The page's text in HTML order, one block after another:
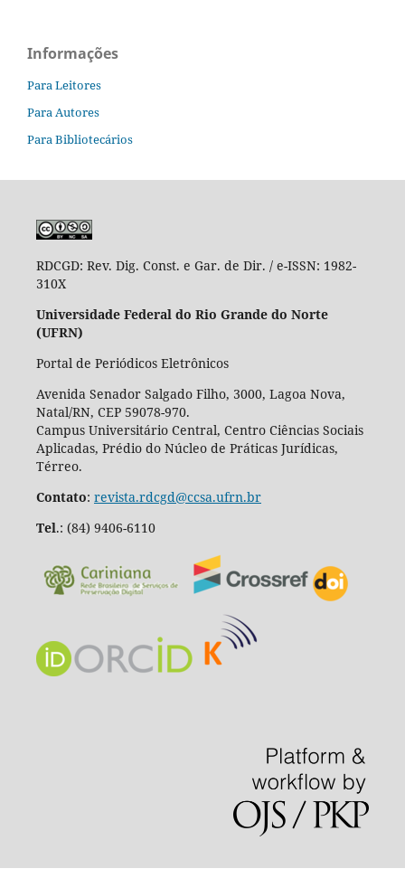
Informações
Para Leitores
Para Autores
Para Bibliotecários
RDCGD: Rev. Dig. Const. e Gar. de Dir. / e-ISSN: 1982-
310X
Universidade Federal do Rio Grande do Norte
(UFRN)
Portal de Periódicos Eletrônicos
Avenida Senador Salgado Filho, 3000, Lagoa Nova,
Natal/RN, CEP 59078-970.
Campus Universitário Central, Centro Ciências Sociais
Aplicadas, Prédio do Núcleo de Práticas Jurídicas,
Térreo.
Contato: revista.rdcgd@ccsa.ufrn.br
Tel.: (84) 9406-6110